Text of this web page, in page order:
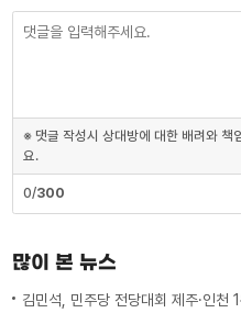
※ 댓글 작성시 상대방에 대한 배려와 책
요.
0/300
많이 본 뉴스
김민석, 민주당 전당대회 제주·인천